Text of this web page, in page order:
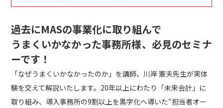
過去にMASの事業化に取り組んで
うまくいかなかった事務所様、必見のセミナ
ーです！
「なぜうまくいかなかったのか」を講師、川岸 憲夫先生が実体
験を交えて解説いたします。20年以上にわたり「未来会計」に
取り組み、導入事務所の9割以上を黒字化へ導いた“担当者オー